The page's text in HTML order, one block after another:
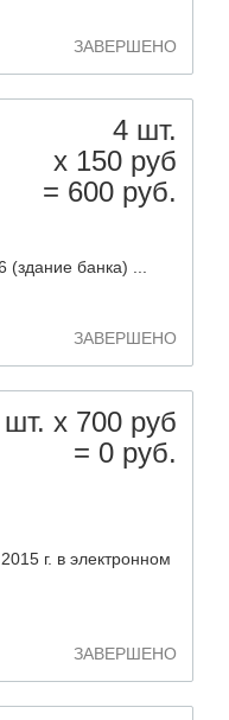
ЗАВЕРШЕНО
4 шт.
х 150 руб
= 600 руб.
банка) ...
ЗАВЕРШЕНО
х 700 руб
= 0 руб.
г. в электронном
ЗАВЕРШЕНО